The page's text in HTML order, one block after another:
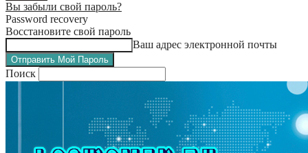
Вы забыли свой пароль?
Password recovery
Восстановите свой пароль
Ваш адрес электронной почты
Поиск